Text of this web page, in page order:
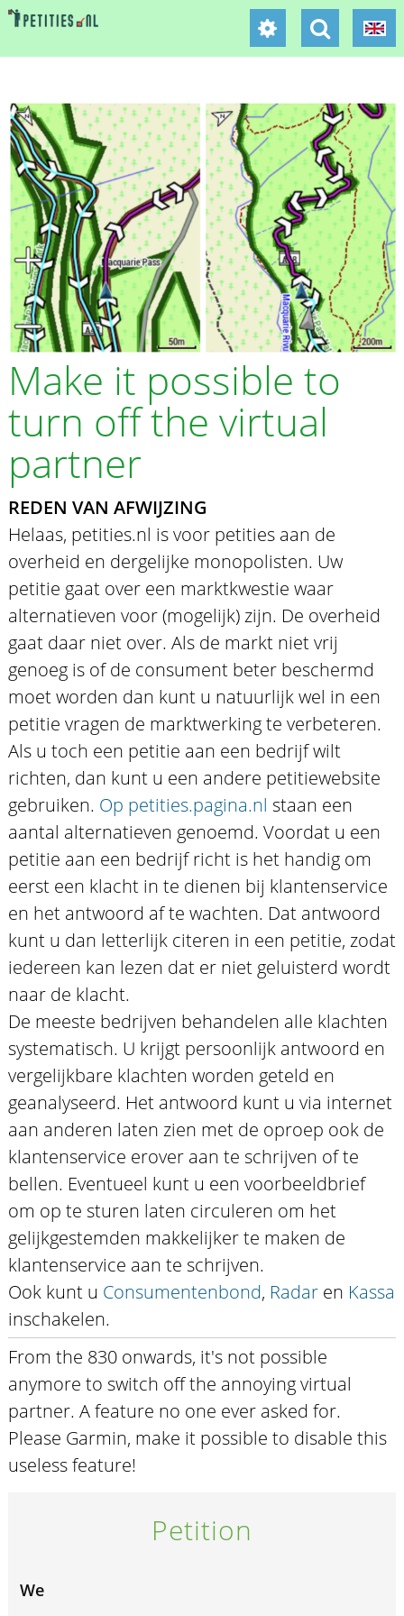
Make it possible to
turn off the virtual
partner
REDEN VAN AFWIJZING
Helaas, petities.nl is voor petities aan de
overheid en dergelijke monopolisten. Uw
petitie gaat over een marktkwestie waar
alternatieven voor (mogelijk) zijn. De overheid
gaat daar niet over. Als de markt niet vrij
genoeg is of de consument beter beschermd
moet worden dan kunt u natuurlijk wel in een
petitie vragen de marktwerking te verbeteren.
Als u toch een petitie aan een bedrijf wilt
richten, dan kunt u een andere petitiewebsite
gebruiken. Op petities.pagina.nl staan een
aantal alternatieven genoemd. Voordat u een
petitie aan een bedrijf richt is het handig om
eerst een klacht in te dienen bij klantenservice
en het antwoord af te wachten. Dat antwoord
kunt u dan letterlijk citeren in een petitie, zodat
iedereen kan lezen dat er niet geluisterd wordt
naar de klacht.
De meeste bedrijven behandelen alle klachten
systematisch. U krijgt persoonlijk antwoord en
vergelijkbare klachten worden geteld en
geanalyseerd. Het antwoord kunt u via internet
aan anderen laten zien met de oproep ook de
klantenservice erover aan te schrijven of te
bellen. Eventueel kunt u een voorbeeldbrief
om op te sturen laten circuleren om het
gelijkgestemden makkelijker te maken de
klantenservice aan te schrijven.
Ook kunt u Consumentenbond, Radaren Kassa
inschakelen.
From the 830 onwards, it's not possible
anymore to switch off the annoying virtual
partner. A feature no one ever asked for.
Please Garmin, make it possible to disable this
useless feature!
Petition
We